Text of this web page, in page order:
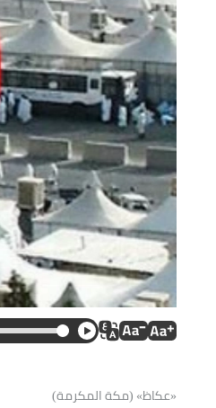
«عكاظ» (مكة المكرمة)